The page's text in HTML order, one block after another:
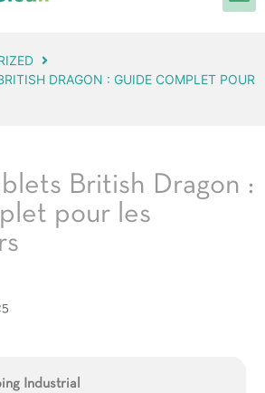
DRAGON : GUIDE COMPLET POUR
British Dragon :
pour les
Industrial